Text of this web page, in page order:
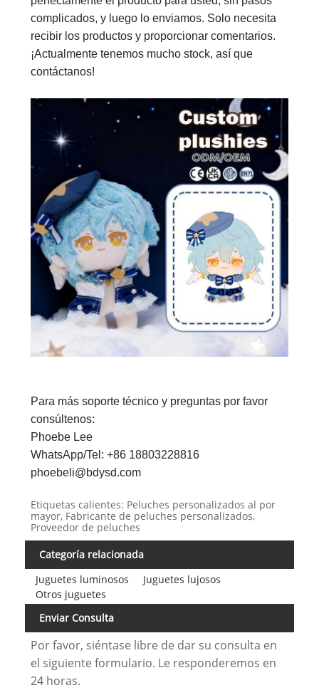
complicados, y luego lo enviamos. Solo necesita
recibir los productos y proporcionar comentarios.
¡Actualmente tenemos mucho stock, así que
contáctanos!
Para más soporte técnico y preguntas por favor
consúltenos:
Phoebe Lee
WhatsApp/Tel: +86 18803228816
phoebeli@bdysd.com
Etiquetas calientes: Peluches personalizados al por
mayor, Fabricante de peluches personalizados,
Proveedor de peluches
Categoría relacionada
Juguetes luminosos
Juguetes lujosos
Otros juguetes
Enviar Consulta
Por favor, siéntase libre de dar su consulta en
el siguiente formulario. Le responderemos en
24 horas.